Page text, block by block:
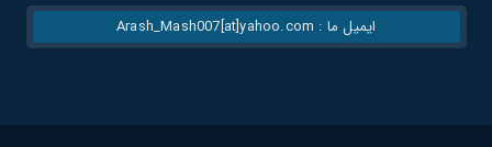
ایمیل ما : Arash_Mash007[at]yahoo.com